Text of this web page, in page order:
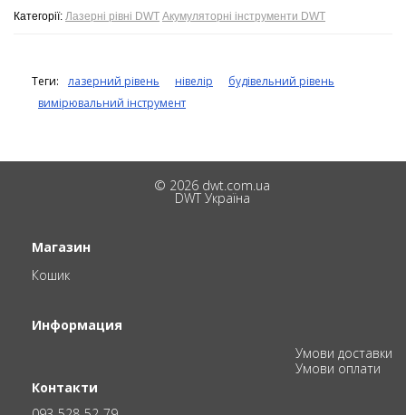
Категорії: Лазерні рівні DWT Акумуляторні інструменти DWT
Теги: лазерний рівень нівелір
будівельний рівень
вимірювальний інструмент
© 2026 dwt.com.ua
DWT Україна
Магазин
Кошик
Информация
Умови доставки
Умови оплати
Контакти